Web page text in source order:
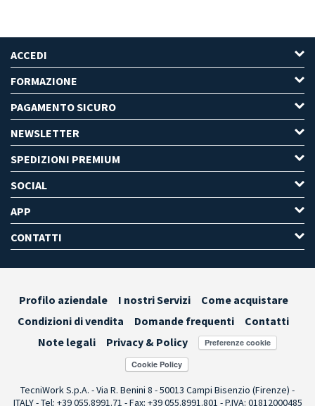
ACCEDI
FORMAZIONE
PAGAMENTO SICURO
NEWSLETTER
SPEDIZIONI PREMIUM
SOCIAL
APP
CONTATTI
Profilo aziendale I nostri Servizi
Come acquistare
Condizioni di vendita
Domande frequenti
Contatti
Note legali
Privacy & Policy Preferenze cookie
TecniWork S.p.A. - Via R. Benini 8 - 50013 Campi Bisenzio (Firenze) -
ITALY - Tel: +39 055.8991.71 - Fax: +39 055.8991.801 - P.IVA: 01812000485